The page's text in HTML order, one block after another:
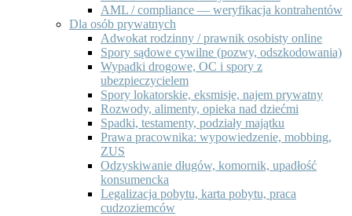
AML / compliance — weryfikacja kontrahentów
Dla osób prywatnych
Adwokat rodzinny / prawnik osobisty online
Spory sądowe cywilne (pozwy, odszkodowania)
Wypadki drogowe, OC i spory z
ubezpieczycielem
Spory lokatorskie, eksmisje, najem prywatny
Rozwody, alimenty, opieka nad dziećmi
Spadki, testamenty, podziały majątku
Prawa pracownika: wypowiedzenie, mobbing,
ZUS
Odzyskiwanie długów, komornik, upadłość
konsumencka
Legalizacja pobytu, karta pobytu, praca
cudzoziemców